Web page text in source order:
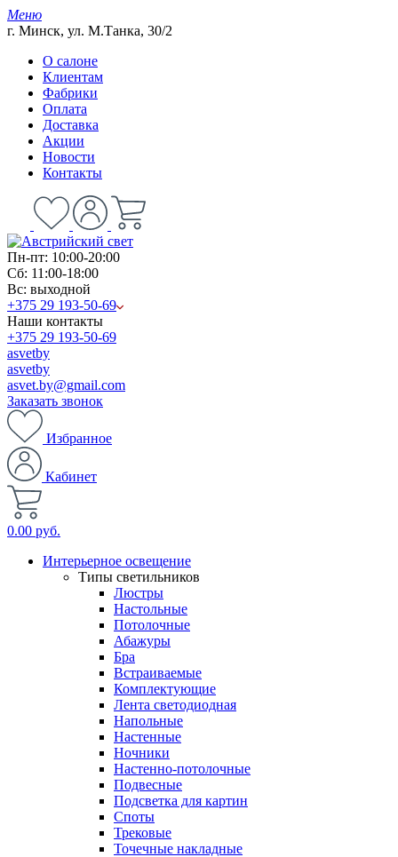
Меню
г. Минск, ул. М.Танка, 30/2
О салоне
Клиентам
Фабрики
Оплата
Доставка
Акции
Новости
Контакты
Пн-пт: 10:00-20:00
Сб: 11:00-18:00
Вс: выходной
+375 29 193-50-69
Наши контакты
+375 29 193-50-69
asvetby
asvetby
asvet.by@gmail.com
Заказать звонок
Избранное
Кабинет
0.00 руб.
Интерьерное освещение
Типы светильников
Люстры
Настольные
Потолочные
Абажуры
Бра
Встраиваемые
Комплектующие
Лента светодиодная
Напольные
Настенные
Ночники
Настенно-потолочные
Подвесные
Подсветка для картин
Споты
Трековые
Точечные накладные